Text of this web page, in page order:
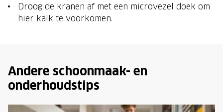
Droog de kranen af met een microvezel doek om
hier kalk te voorkomen.
Andere schoonmaak- en
onderhoudstips